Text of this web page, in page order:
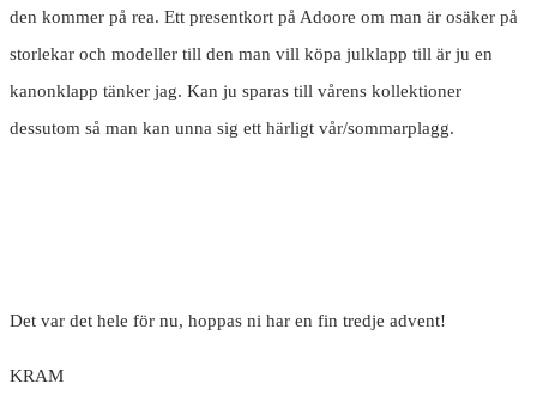
den kommer på rea. Ett presentkort på Adoore om man är osäker på
storlekar och modeller till den man vill köpa julklapp till är ju en
kanonklapp tänker jag. Kan ju sparas till vårens kollektioner
dessutom så man kan unna sig ett härligt vår/sommarplagg.
Det var det hele för nu, hoppas ni har en fin tredje advent!
KRAM